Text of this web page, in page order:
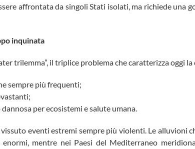
affrontata da singoli Stati isolati, ma richiede una
inquinata
trilemma”, il triplice problema che caratterizza oggi la
sempre più frequenti;
per ecosistemi e salute umana.
eventi estremi sempre più violenti. Le alluvioni
mentre nei Paesi del Mediterraneo